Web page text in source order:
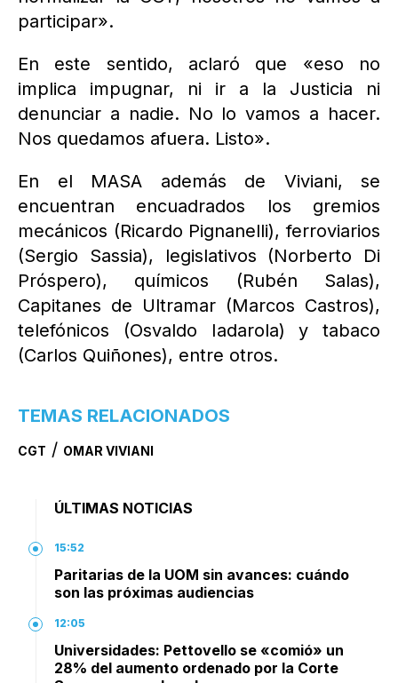
participar».
En este sentido, aclaró que «eso no
implica impugnar, ni ir a la Justicia ni
denunciar a nadie. No lo vamos a hacer.
Nos quedamos afuera. Listo».
En el MASA además de Viviani, se
encuentran encuadrados los gremios
mecánicos (Ricardo Pignanelli), ferroviarios
(Sergio Sassia), legislativos (Norberto Di
Próspero), químicos (Rubén Salas),
Capitanes de Ultramar (Marcos Castros),
telefónicos (Osvaldo Iadarola) y tabaco
(Carlos Quiñones), entre otros.
TEMAS RELACIONADOS
CGT / OMAR VIVIANI
ÚLTIMAS NOTICIAS
15:52
Paritarias de la UOM sin avances: cuándo
son las próximas audiencias
12:05
Universidades: Pettovello se «comió» un
28% del aumento ordenado por la Corte